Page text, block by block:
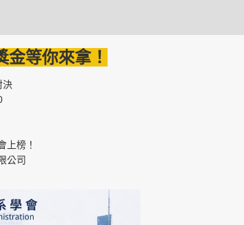
等你來拿！
決
上榜！
公司